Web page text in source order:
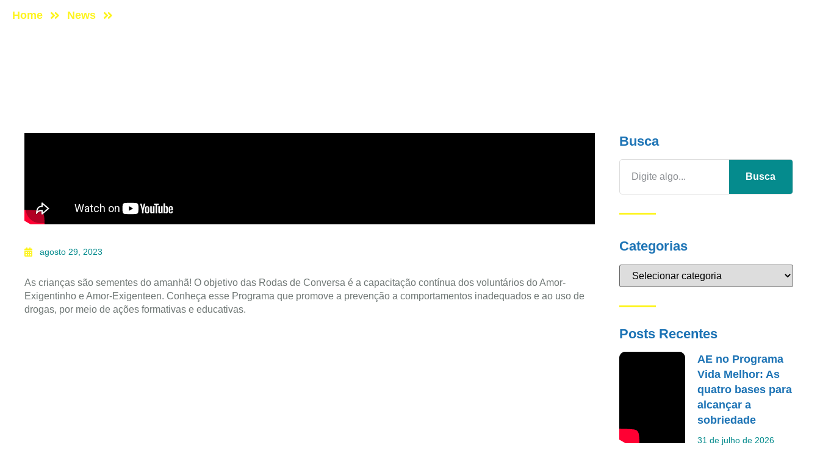
Home News
agosto 29, 2023
As crianças são sementes do amanhã! O objetivo das Rodas de Conversa é a capacitação contínua dos voluntários do Amor-
Exigentinho e Amor-Exigenteen. Conheça esse Programa que promove a prevenção a comportamentos inadequados e ao uso de
drogas, por meio de ações formativas e educativas.
Busca
Busca
Categorias
Posts Recentes
AE no Programa
Vida Melhor: As
quatro bases para
alcançar a
sobriedade
31 de julho de 2026